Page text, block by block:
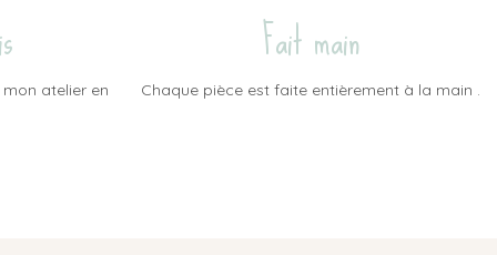
atelier en
Fait main
Chaque pièce est faite entièrement à la main .